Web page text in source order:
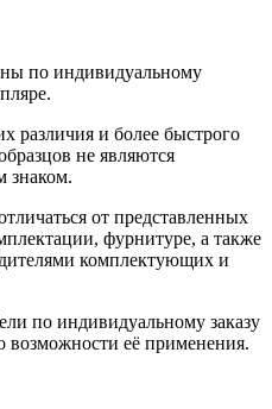
по индивидуальному
различия и более быстрого
не являются
знаком.
от представленных
фурнитуре, а также
комплектующих и
по индивидуальному заказу
возможности её применения.